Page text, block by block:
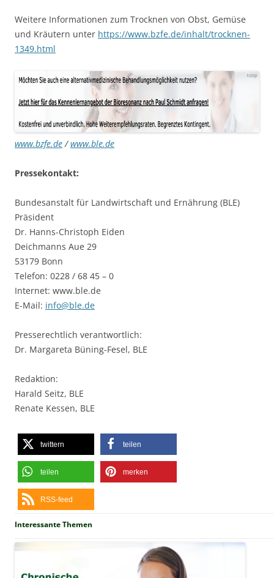
Weitere Informationen zum Trocknen von Obst, Gemüse
und Kräutern unter https://www.bzfe.de/inhalt/trocknen-
1349.html
www.bzfe.de/www.ble.de
Pressekontakt:
Bundesanstalt für Landwirtschaft und Ernährung (BLE)
Präsident
Dr. Hanns-Christoph Eiden
Deichmanns Aue 29
53179 Bonn
Telefon: 0228 / 68 45 – 0
Internet: www.ble.de
E-Mail: info@ble.de
Presserechtlich verantwortlich:
Dr. Margareta Büning-Fesel, BLE
Redaktion:
Harald Seitz, BLE
Renate Kessen, BLE
twittern teilen
teilen merken
RSS-feed
Interessante Themen